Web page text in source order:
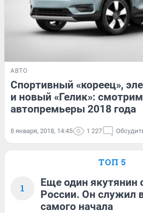
АВТО
Спортивный «кореец»,
и новый «Гелик»: смотрим
автопремьеры 2018 года
8 января, 2018, 14:45 1 227
ТОП 5
1
Еще один якутянин
России. Он служил
самого начала